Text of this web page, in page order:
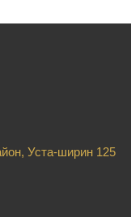
Уста-ширин 125